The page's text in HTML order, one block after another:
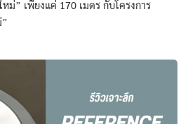
ม่” เพียงแค่ 170 เมตร กับโครงการ
”